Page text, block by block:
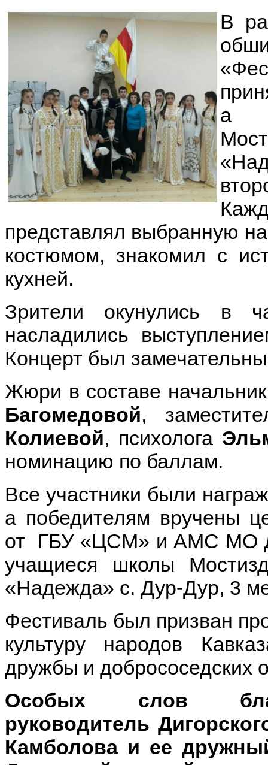
В
а
представлял выбранную
костюмом, знакомил с
кухней.
Зрители окунулись в
насладились
Концерт был
Жюри в составе
Багомедовой,
Колиевой, психолога
номинацию по баллам.
Все участники были
а победителям вручены
от ГБУ «ЦСМ» и АМС МО
учащиеся школы
«Надежда» с. Дур-Дур, 3
Фестиваль был призван
культуру народов
дружбы и добрососедских
Особых слов
руководитель
Камболова и ее